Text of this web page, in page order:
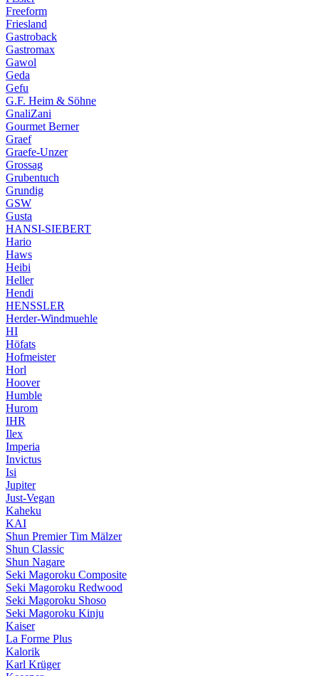
Freeform
Friesland
Gastroback
Gastromax
Gawol
Geda
Gefu
G.F. Heim & Söhne
GnaliZani
Gourmet Berner
Graef
Graefe-Unzer
Grossag
Grubentuch
Grundig
GSW
Gusta
HANSI-SIEBERT
Hario
Haws
Heibi
Heller
Hendi
HENSSLER
Herder-Windmuehle
HI
Höfats
Hofmeister
Horl
Hoover
Humble
Hurom
IHR
Ilex
Imperia
Invictus
Isi
Jupiter
Just-Vegan
Kaheku
KAI
Shun Premier Tim Mälzer
Shun Classic
Shun Nagare
Seki Magoroku Composite
Seki Magoroku Redwood
Seki Magoroku Shoso
Seki Magoroku Kinju
Kaiser
La Forme Plus
Kalorik
Karl Krüger